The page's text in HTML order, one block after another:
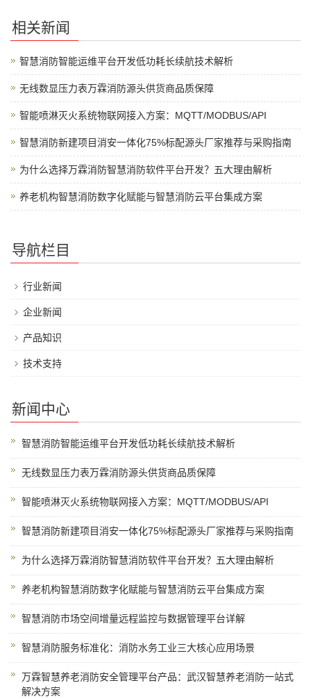
相关新闻
智慧消防智能运维平台开发低功耗长续航技术解析
无线数显压力表万霖消防源头供货商品质保障
智能喷淋灭火系统物联网接入方案：MQTT/MODBUS/API
智慧消防新建项目消安一体化75%标配源头厂家推荐与采购指南
为什么选择万霖消防智慧消防软件平台开发？五大理由解析
养老机构智慧消防数字化赋能与智慧消防云平台集成方案
导航栏目
行业新闻
企业新闻
产品知识
技术支持
新闻中心
智慧消防智能运维平台开发低功耗长续航技术解析
无线数显压力表万霖消防源头供货商品质保障
智能喷淋灭火系统物联网接入方案：MQTT/MODBUS/API
智慧消防新建项目消安一体化75%标配源头厂家推荐与采购指南
为什么选择万霖消防智慧消防软件平台开发？五大理由解析
养老机构智慧消防数字化赋能与智慧消防云平台集成方案
智慧消防市场空间增量远程监控与数据管理平台详解
智慧消防服务标准化：消防水务工业三大核心应用场景
万霖智慧养老消防安全管理平台产品：武汉智慧养老消防一站式
解决方案